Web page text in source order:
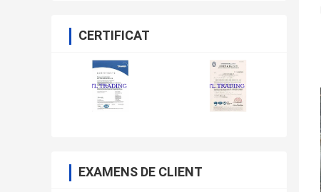
CERTIFICAT
EXAMENS DE CLIENT